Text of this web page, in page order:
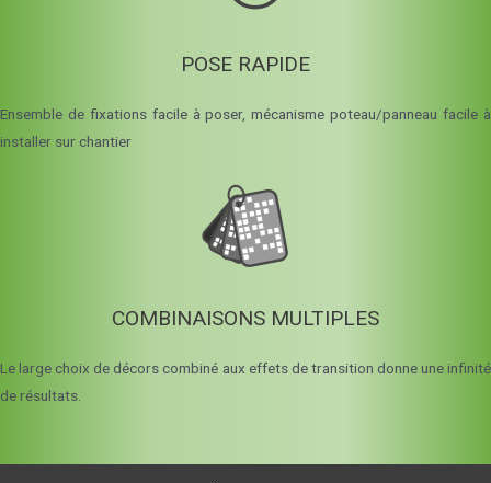
POSE RAPIDE
Ensemble de fixations facile à poser, mécanisme poteau/panneau facile à
installer sur chantier
COMBINAISONS MULTIPLES
Le large choix de décors combiné aux effets de transition donne une infinité
de résultats.